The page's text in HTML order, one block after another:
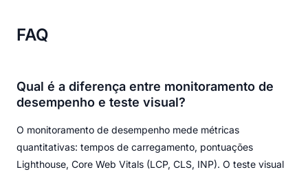
FAQ
Qual é a diferença entre monitoramento de
desempenho e teste visual?
O monitoramento de desempenho mede métricas
quantitativas: tempos de carregamento, pontuações
Lighthouse, Core Web Vitals (LCP, CLS, INP). O teste visual